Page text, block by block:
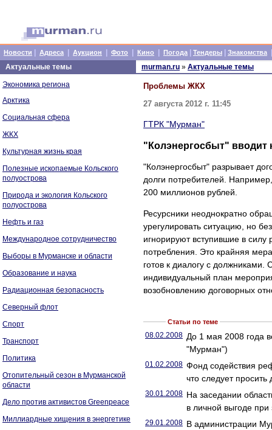
Новости Адреса Аукцион Фото Кино Погода Тендеры Знакомства
Актуальные темы
Экономика региона
Арктика
Социальная сфера
ЖКХ
Культурная жизнь края
Полезные ископаемые Кольского
полуострова
Природа и экология Кольского
полуострова
Нефть и газ
Международное сотрудничество
Выборы в Мурманске и области
Образование и наука
Радиационная безопасность
Северный флот
Спорт
Транспорт
Политика
Отопительный сезон в Мурманской
области
Дело против активистов Greenpeace
Миллиардные хищения в энергетике
murman.ru » Актуальные темы
Проблемы ЖКХ
27 августа 2012 г. 11:45
ГТРК "Мурман"
"Колэнергосбыт" вводит
"Колэнергосбыт" разрывает
долги потребителей.
200 миллионов рублей.
Ресурсники неоднократно
урегулировать ситуацию, но
игнорируют вступившие в
потребления. Это крайняя
готов к диалогу с
индивидуальный план
возобновлению договорных
Статьи по теме
08.02.2008 До 1 мая 2008 года
"Мурман")
01.02.2008 Фонд содействия
что следует
30.01.2008 На заседании
в личной выгоде
29.01.2008 В администрации